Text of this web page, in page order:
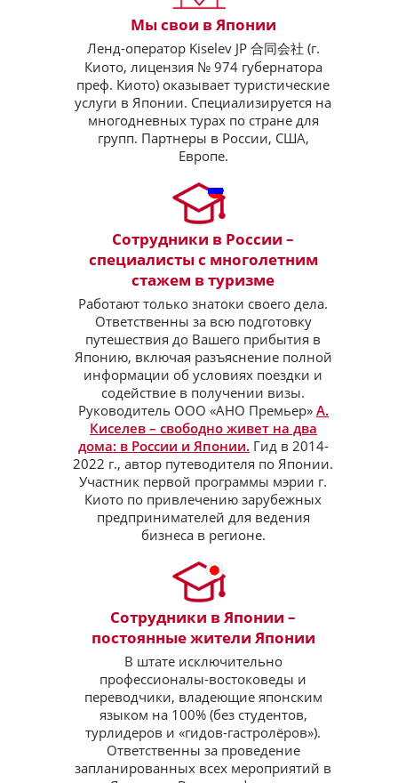
Мы свои в Японии
Ленд-оператор Kiselev JP 合同会社 (г.
Киото, лицензия № 974 губернатора
преф. Киото) оказывает туристические
услуги в Японии. Специализируется на
многодневных турах по стране для
групп. Партнеры в России, США,
Европе.
Сотрудники в России –
специалисты с многолетним
стажем в туризме
Работают только знатоки своего дела.
Ответственны за всю подготовку
путешествия до Вашего прибытия в
Японию, включая разъяснение полной
информации об условиях поездки и
содействие в получении визы.
Руководитель ООО «АНО Премьер» А.
Киселев – свободно живет на два
дома: в России и Японии. Гид в 2014-
2022 г., автор путеводителя по Японии.
Участник первой программы мэрии г.
Киото по привлечению зарубежных
предпринимателей для ведения
бизнеса в регионе.
Сотрудники в Японии –
постоянные жители Японии
В штате исключительно
профессионалы-востоковеды и
переводчики, владеющие японским
языком на 100% (без студентов,
турлидеров и «гидов-гастролёров»).
Ответственны за проведение
запланированных всех мероприятий в